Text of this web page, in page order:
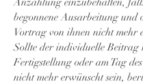
begonnene Ausarbeitung und
Vortrag von ihnen nicht mehr
Sollte der individuelle Beitrag
Fertigstellung oder am Tag
nicht mehr erwünscht sein,